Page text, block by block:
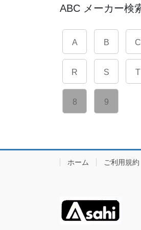
ABC メーカー検
A B C
R S T
8 9
ホーム ご利用規約